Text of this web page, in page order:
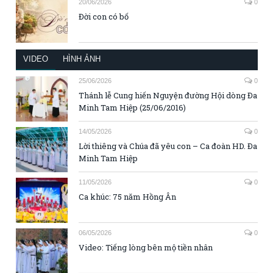
20/06/2026 0
Đời con có bố
VIDEO HÌNH ẢNH
25/06/2026 0
Thánh lễ Cung hiến Nguyện đường Hội dòng Đa
Minh Tam Hiệp (25/06/2016)
14/05/2026 0
Lời thiêng và Chúa đã yêu con – Ca đoàn HD. Đa
Minh Tam Hiệp
11/05/2026 0
Ca khúc: 75 năm Hồng Ân
06/05/2026 0
Video: Tiếng lòng bên mộ tiền nhân